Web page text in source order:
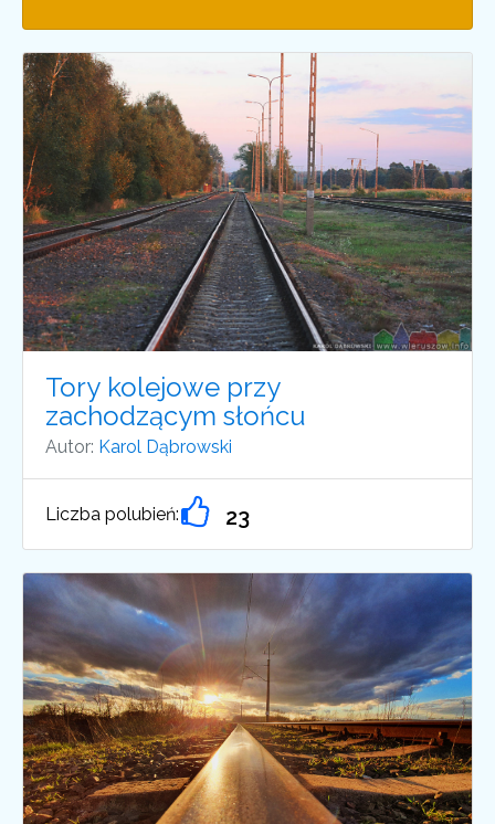
Tory kolejowe przy
zachodzącym słońcu
Autor: Karol Dąbrowski
Liczba polubień: 23